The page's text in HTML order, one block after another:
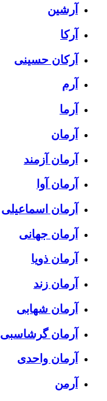
آرشین
آرکا
آرکان حسینی
آرم
آرما
آرمان
آرمان آزمند
آرمان آوا
آرمان اسماعیلی
آرمان جهانی
آرمان ذویا
آرمان زند
آرمان شهابی
آرمان گرشاسبی
آرمان واحدی
آرمن